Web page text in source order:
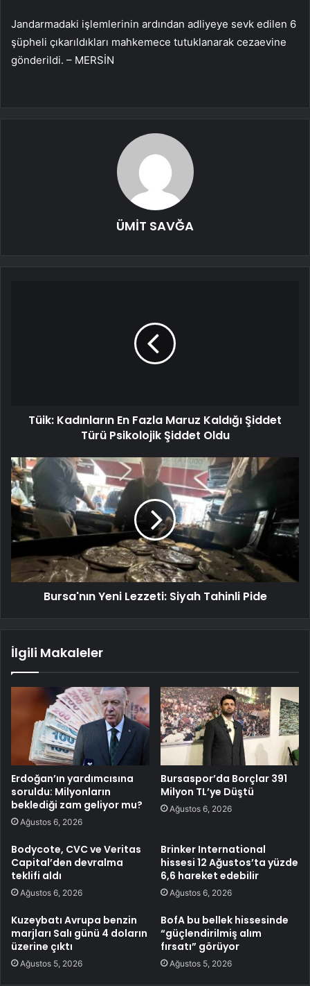
Jandarmadaki işlemlerinin ardından adliyeye sevk edilen 6
şüpheli çıkarıldıkları mahkemece tutuklanarak cezaevine
gönderildi. – MERSİN
ÜMİT SAVĞA
Tüik: Kadınların En Fazla Maruz Kaldığı Şiddet
Türü Psikolojik Şiddet Oldu
Bursa'nın Yeni Lezzeti: Siyah Tahinli Pide
İlgili Makaleler
Erdoğan’ın yardımcısına
soruldu: Milyonların
beklediği zam geliyor mu?
Ağustos 6, 2026
Bursaspor’da Borçlar 391
Milyon TL’ye Düştü
Ağustos 6, 2026
Bodycote, CVC ve Veritas
Capital’den devralma
teklifi aldı
Ağustos 6, 2026
Brinker International
hissesi 12 Ağustos’ta yüzde
6,6 hareket edebilir
Ağustos 6, 2026
Kuzeybatı Avrupa benzin
marjları Salı günü 4 doların
üzerine çıktı
Ağustos 5, 2026
BofA bu bellek hissesinde
“güçlendirilmiş alım
fırsatı” görüyor
Ağustos 5, 2026